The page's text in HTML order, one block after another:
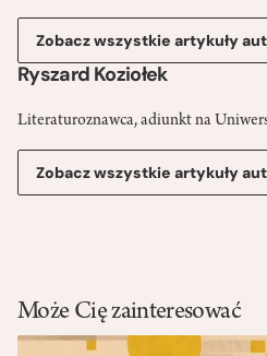
Zobacz wszystkie artykuły
Ryszard Koziołek
Literaturoznawca, adiunkt na
Zobacz wszystkie artykuły
Może Cię zainteresować